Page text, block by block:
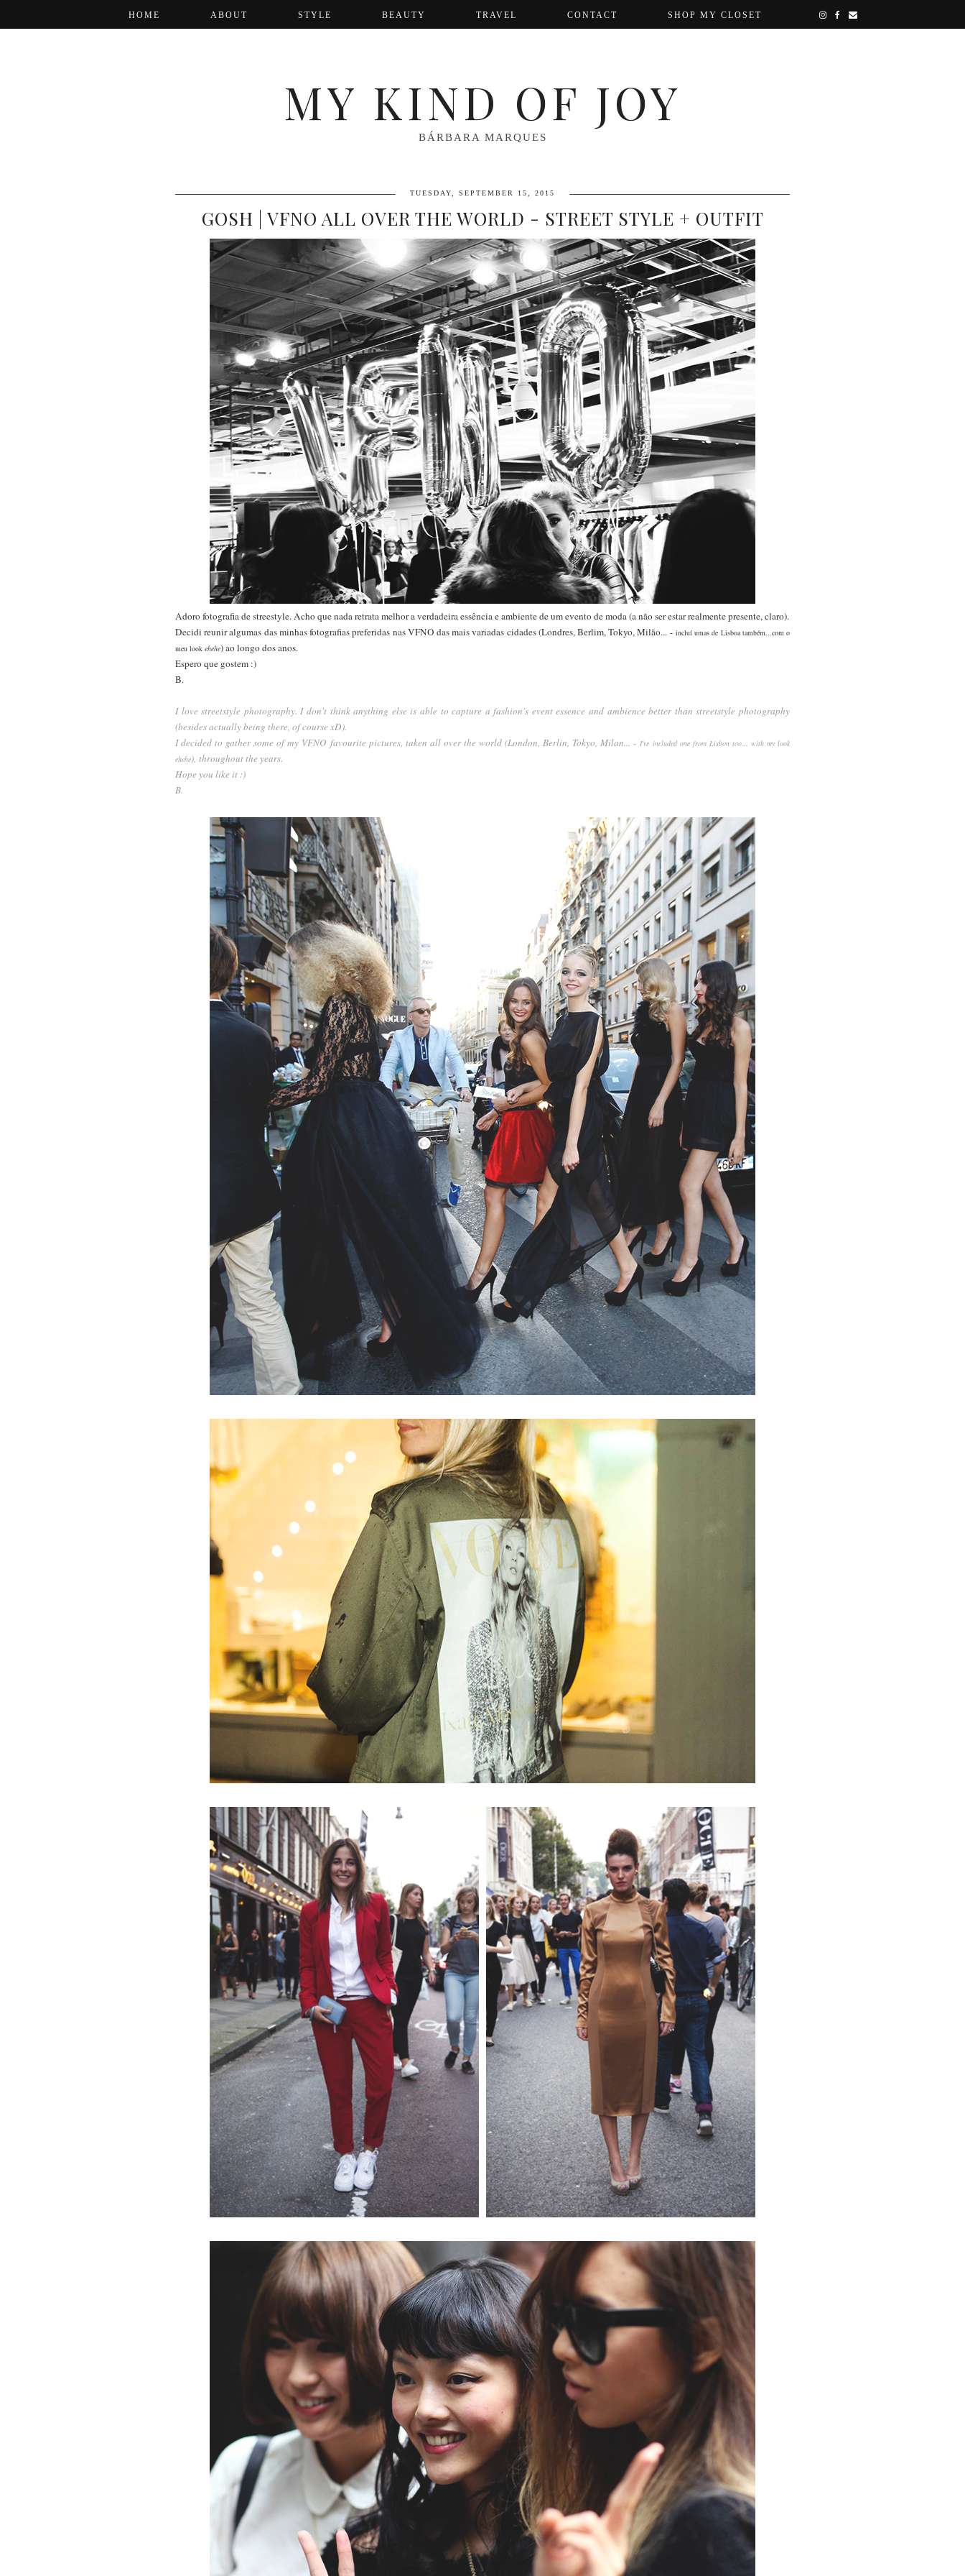
HOME ABOUT STYLE BEAUTY TRAVEL CONTACT SHOP MY CLOSET
MY KIND OF JOY
BÁRBARA MARQUES
TUESDAY, SEPTEMBER 15, 2015
GOSH | VFNO ALL OVER THE WORLD - STREET STYLE + OUTFIT
Adoro fotografia de streestyle. Acho que nada retrata melhor a verdadeira essência e ambiente de um evento de moda (a não ser estar realmente presente, claro).
Decidi reunir algumas das minhas fotografias preferidas nas VFNO das mais variadas cidades (Londres, Berlim, Tokyo, Milão... - incluí umas de Lisboa também...com o
meu look ehehe) ao longo dos anos.
Espero que gostem :)
B.
I love streetstyle photography. I don't think anything else is able to capture a fashion's event essence and ambience better than streetstyle photography
(besides actually being there, of course xD).
I decided to gather some of my VFNO favourite pictures, taken all over the world (London, Berlin, Tokyo, Milan... - I've included one from Lisbon too... with my look
ehehe), throughout the years.
Hope you like it :)
B.